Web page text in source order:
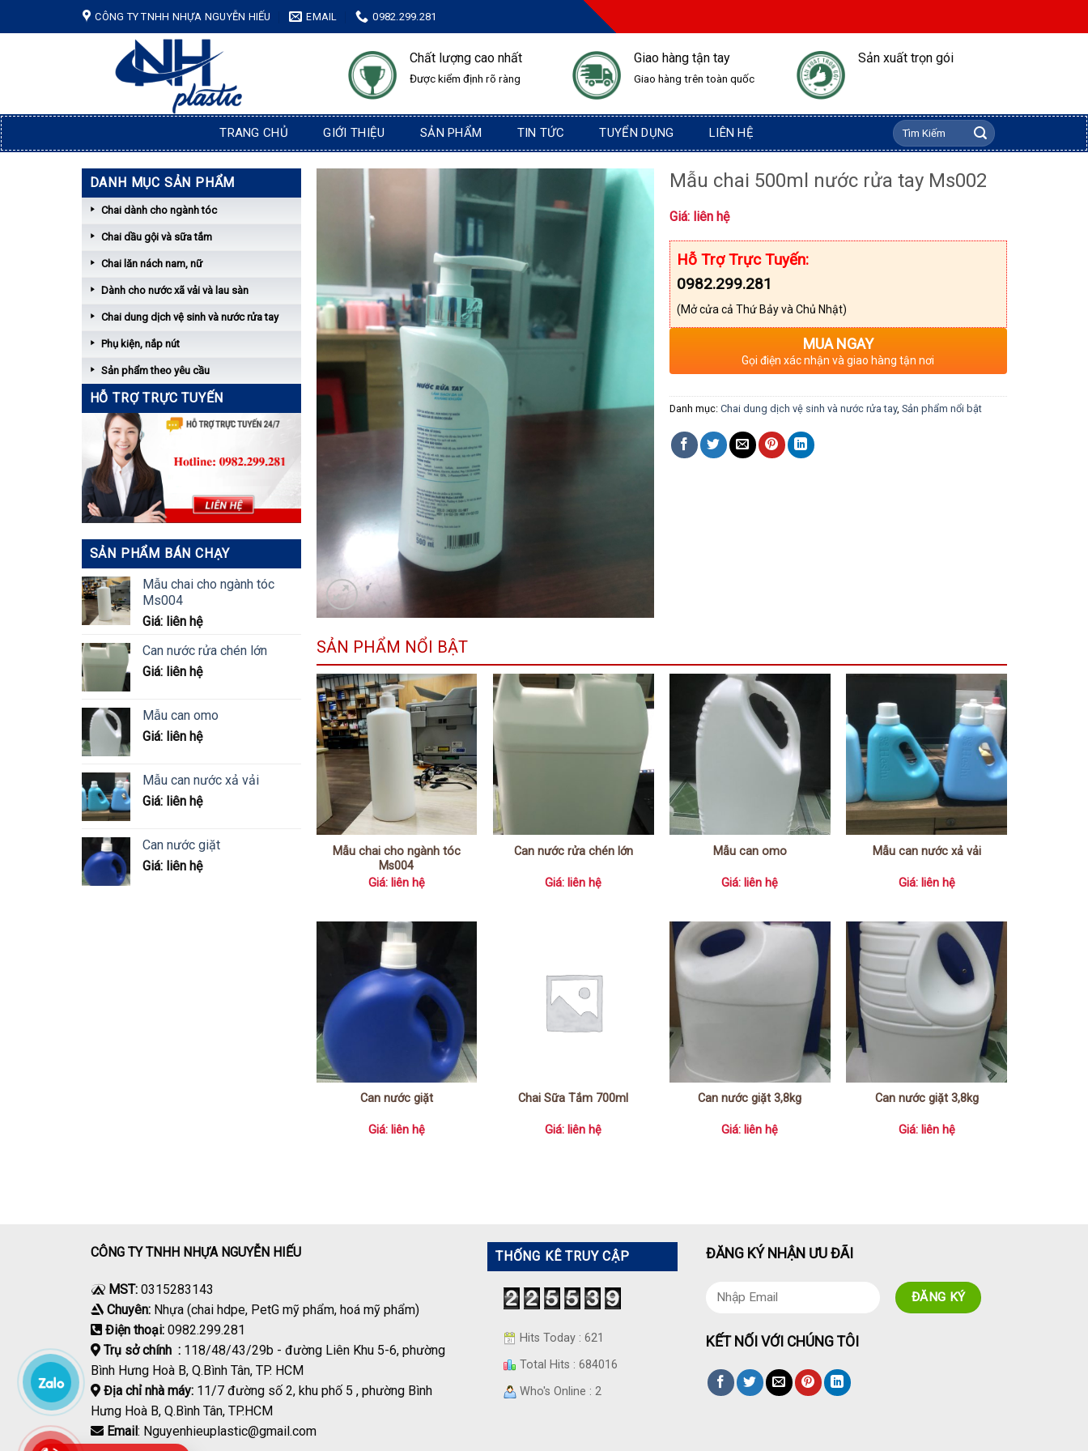
to
CÔNG TY TNHH NHỰA NGUYỄN HIẾU EMAIL 0982.299.281
Chất lượng cao nhất
Được kiểm định rõ ràng
Giao hàng tận tay
Giao hàng trên toàn quốc
Sản xuất trọn gói
TRANG CHỦ GIỚI THIỆU SẢN PHẨM TIN TỨC TUYỂN DỤNG LIÊN HỆ
Tìm
kiếm:
DANH MỤC SẢN PHẨM
Chai dành cho ngành tóc
Chai dầu gội và sữa tắm
Chai lăn nách nam, nữ
Dành cho nước xã vải và lau sàn
Chai dung dịch vệ sinh và nước rửa tay
Phụ kiện, nắp nút
Sản phẩm theo yêu cầu
HỖ TRỢ TRỰC TUYẾN
SẢN PHẨM BÁN CHẠY
Mẫu chai cho ngành tóc
Ms004
Giá: liên hệ
Can nước rửa chén lớn
Giá: liên hệ
Mẫu can omo
Giá: liên hệ
Mẫu can nước xả vải
Giá: liên hệ
Can nước giặt
Giá: liên hệ
Mẫu chai 500ml nước rửa tay Ms002
Giá: liên hệ
Hỗ Trợ Trực Tuyến:
0982.299.281
(Mở cửa cả Thứ Bảy và Chủ Nhật)
MUA NGAY
Gọi điện xác nhận và giao hàng tận nơi
Danh mục:Chai dung dịch vệ sinh và nước rửa tay,Sản phẩm nổi bật
SẢN PHẨM NỔI BẬT
Mẫu chai cho ngành tóc
Ms004
Giá: liên hệ
Can nước rửa chén lớn
Giá: liên hệ
Mẫu can omo
Giá: liên hệ
Mẫu can nước xả vải
Giá: liên hệ
Can nước giặt
Giá: liên hệ
Chai Sữa Tắm 700ml
Giá: liên hệ
Can nước giặt 3,8kg
Giá: liên hệ
Can nước giặt 3,8kg
Giá: liên hệ
CÔNG TY TNHH NHỰA NGUYỄN HIẾU
MST: 0315283143
Chuyên: Nhựa (chai hdpe, PetG mỹ phẩm, hoá mỹ phẩm)
Điện thoại: 0982.299.281
Trụ sở chính : 118/48/43/29b - đường Liên Khu 5-6, phường
Bình Hưng Hoà B, Q.Bình Tân, TP. HCM
Địa chỉ nhà máy: 11/7 đường số 2, khu phố 5 , phường Bình
Hưng Hoà B, Q.Bình Tân, TP.HCM
Email: Nguyenhieuplastic@gmail.com
THỐNG KÊ TRUY CẬP
Hits Today : 621
Total Hits : 684016
Who's Online : 2
ĐĂNG KÝ NHẬN ƯU ĐÃI
KẾT NỐI VỚI CHÚNG TÔI